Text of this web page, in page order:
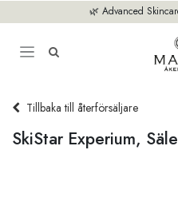
🌿 Advanced
Tillbaka till återförsäljare
SkiStar Experium,